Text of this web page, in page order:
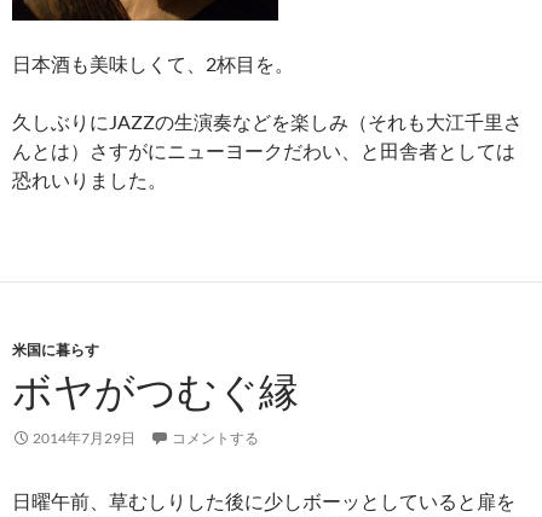
日本酒も美味しくて、2杯目を。
久しぶりにJAZZの生演奏などを楽しみ（それも大江千里さ
んとは）さすがにニューヨークだわい、と田舎者としては
恐れいりました。
米国に暮らす
ボヤがつむぐ縁
2014年7月29日 コメントする
日曜午前、草むしりした後に少しボーッとしていると扉を